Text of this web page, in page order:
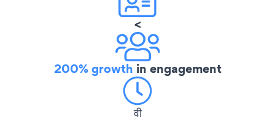
<
200% growth in engagement
वी